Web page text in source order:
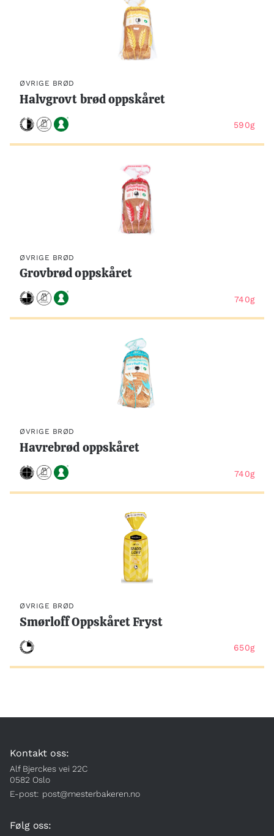
ØVRIGE BRØD
Halvgrovt brød oppskåret
590g
ØVRIGE BRØD
Grovbrød oppskåret
740g
ØVRIGE BRØD
Havrebrød oppskåret
740g
ØVRIGE BRØD
Smørloff Oppskåret Fryst
650g
Kontakt oss:
Alf Bjerckes vei 22C
0582 Oslo
E-post: post@mesterbakeren.no
Følg oss: